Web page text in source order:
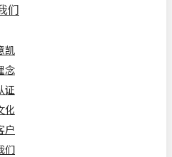
们
凯
念
证
化
户
们